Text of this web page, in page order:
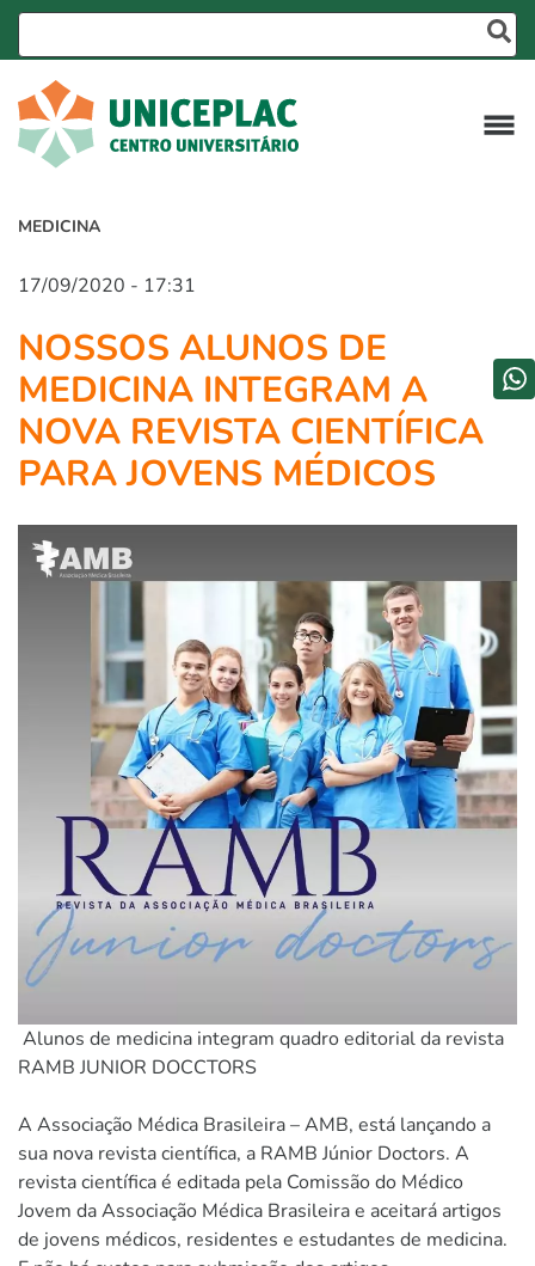
MEDICINA
17/09/2020 - 17:31
NOSSOS ALUNOS DE
MEDICINA INTEGRAM A
NOVA REVISTA CIENTÍFICA
PARA JOVENS MÉDICOS
Alunos de medicina integram quadro editorial da revista
RAMB JUNIOR DOCCTORS
A Associação Médica Brasileira – AMB, está lançando a
sua nova revista científica, a RAMB Júnior Doctors. A
revista científica é editada pela Comissão do Médico
Jovem da Associação Médica Brasileira e aceitará artigos
de jovens médicos, residentes e estudantes de medicina.